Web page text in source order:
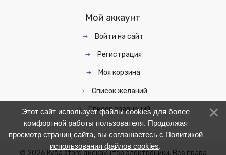
Мой аккаунт
Войти на сайт
Регистрация
Моя корзина
Список желаний
Список сравнений
Этот сайт использует файлы cookies для более
комфортной работы пользователя. Продолжая
просмотр страниц сайта, вы соглашаетесь с Политикой
использования файлов cookies.